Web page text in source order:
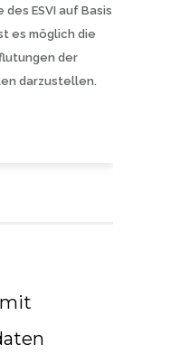
ESVI auf Basis
es möglich die
der
darzustellen.
mit